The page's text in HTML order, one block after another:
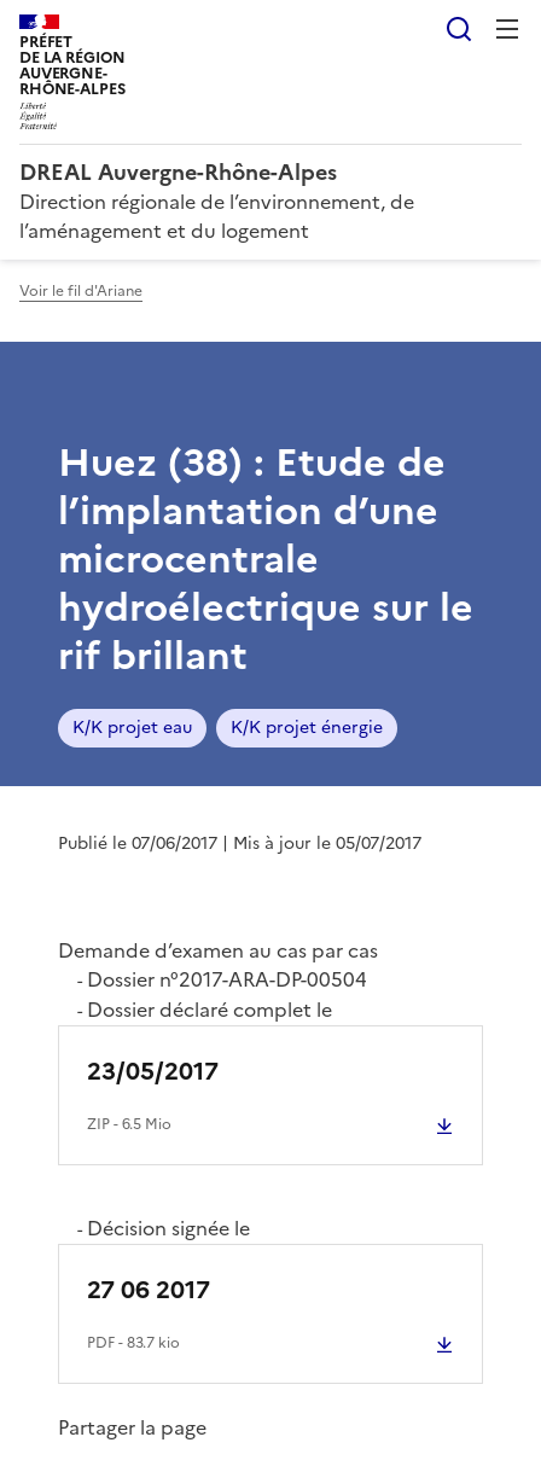
PRÉFET
DE LA RÉGION
AUVERGNE-
RHÔNE-ALPES
DREAL Auvergne-Rhône-Alpes
Direction régionale de l’environnement, de
l’aménagement et du logement
Voir le fil d'Ariane
Huez (38) : Etude de
l’implantation d’une
microcentrale
hydroélectrique sur le
rif brillant
K/K projet eau K/K projet énergie
Publié le 07/06/2017 | Mis à jour le 05/07/2017
Demande d’examen au cas par cas
-Dossier n°2017-ARA-DP-00504
-Dossier déclaré complet le
23/05/2017
ZIP- 6.5 Mio
-Décision signée le
27 06 2017
PDF- 83.7 kio
Partager la page